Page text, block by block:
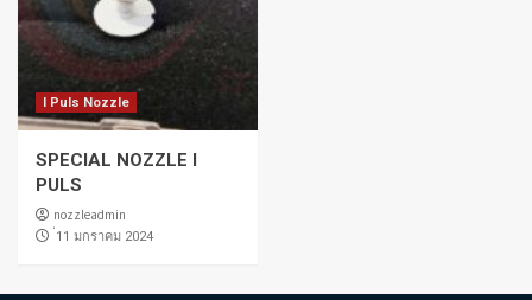
I Puls Nozzle
SPECIAL NOZZLE I
PULS
nozzleadmin
่11 มกราคม 2024